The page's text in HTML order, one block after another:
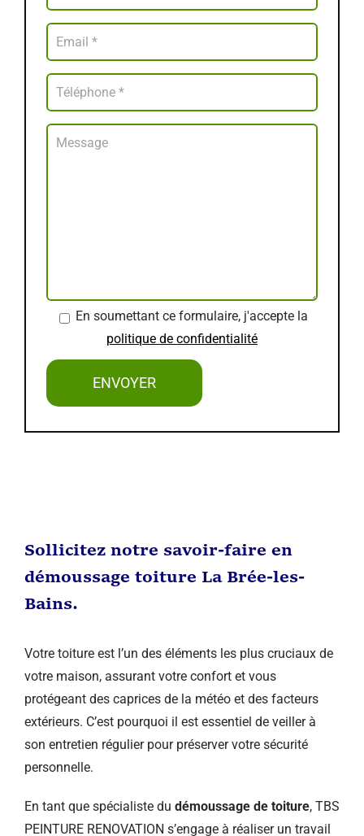
En soumettant ce formulaire, j'accepte la
politique de confidentialité
Sollicitez notre savoir-faire en
démoussage toiture La Brée-les-
Bains.
Votre toiture est l’un des éléments les plus cruciaux de
votre maison, assurant votre confort et vous
protégeant des caprices de la météo et des facteurs
extérieurs. C’est pourquoi il est essentiel de veiller à
son entretien régulier pour préserver votre sécurité
personnelle.
En tant que spécialiste du démoussage de toiture, TBS
PEINTURE RENOVATION s’engage à réaliser un travail